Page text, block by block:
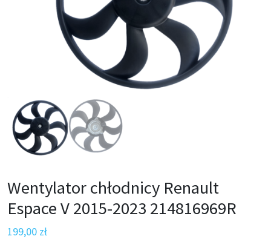
Wentylator chłodnicy Renault
Espace V 2015-2023 214816969R
199,00 zł